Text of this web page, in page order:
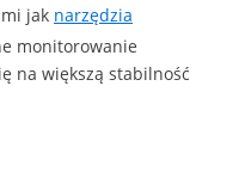
jak narzędzia
monitorowanie
na większą stabilność